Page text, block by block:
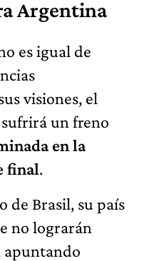
Argentina
es igual de
visiones, el
un freno
en la
final.
de Brasil, su país
no lograrán
apuntando